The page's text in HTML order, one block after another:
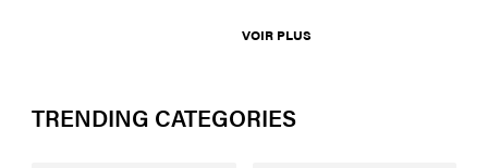
VOIR PLUS
TRENDING CATEGORIES